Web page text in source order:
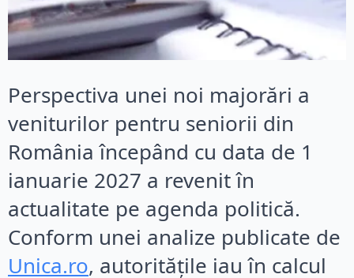
Perspectiva unei noi majorări a
veniturilor pentru seniorii din
România începând cu data de 1
ianuarie 2027 a revenit în
actualitate pe agenda politică.
Conform unei analize publicate de
Unica.ro, autoritățile iau în calcul